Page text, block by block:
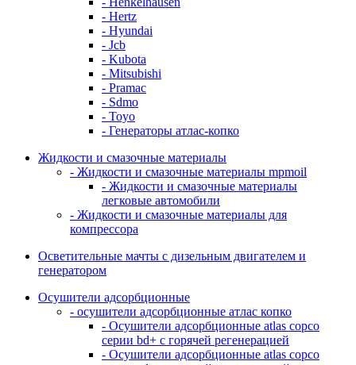
- Hertz
- Hyundai
- Jcb
- Kubota
- Mitsubishi
- Pramac
- Sdmo
- Toyo
- Генераторы атлас-копко
Жидкости и смазочные материалы
- Жидкости и смазочные материалы mpmoil
- Жидкости и смазочные материалы
легковые автомобили
- Жидкости и смазочные материалы для
компрессора
Осветительные мачты с дизельным двигателем и
генератором
Осушители адсорбционные
- осушители адсорбционные атлас копко
- Осушители адсорбционные atlas copco
серии bd+ с горячей регенерацией
- Осушители адсорбционные atlas copco